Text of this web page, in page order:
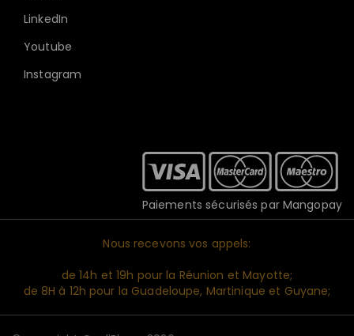
LinkedIn
Youtube
Instagram
Paiements sécurisés par Mangopay
Nous recevons vos appels:
de 14h et 19h pour la Réunion et Mayotte;
de 8H à 12h pour la Guadeloupe, Martinique et Guyane;